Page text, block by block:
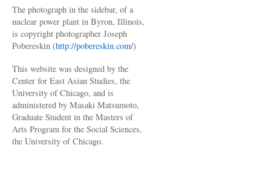
The photograph in the sidebar, of a
nuclear power plant in Byron, Illinois,
is copyright photographer Joseph
Pobereskin (http://pobereskin.com/)
This website was designed by the
Center for East Asian Studies, the
University of Chicago, and is
administered by Masaki Matsumoto,
Graduate Student in the Masters of
Arts Program for the Social Sciences,
the University of Chicago.